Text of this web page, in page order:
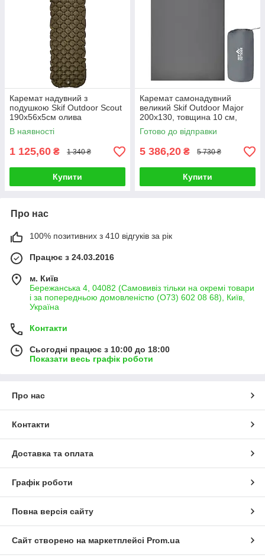
Каремат надувний з
подушкою Skif Outdoor Scout
190x56x5см олива
В наявності
1 125,60 ₴ 1 340 ₴
Купити
Каремат самонадувний
великий Skif Outdoor Major
200x130, товщина 10 см,
сірий
Готово до відправки
5 386,20 ₴ 5 730 ₴
Купити
Про нас
100% позитивних з 410 відгуків за рік
Працює з 24.03.2016
м. Київ
Бережанська 4, 04082 (Самовивіз тільки на окремі товари
і за попередньою домовленістю (О73) 602 08 68), Київ,
Україна
Контакти
Сьогодні працює з 10:00 до 18:00
Показати весь графік роботи
Про нас
Контакти
Доставка та оплата
Графік роботи
Повна версія сайту
Сайт створено на маркетплейсі Prom.ua